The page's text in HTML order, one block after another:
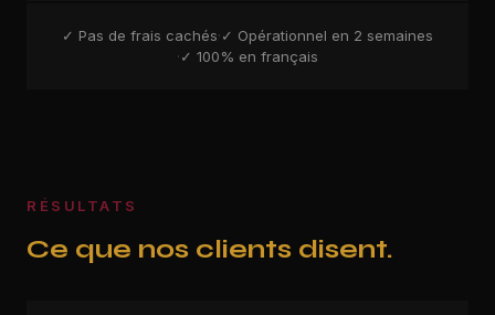
✓ Pas de frais cachés·✓ Opérationnel en 2 semaines
·✓ 100% en français
RÉSULTATS
Ce que nos clients disent.